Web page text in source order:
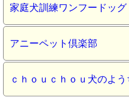
家庭犬訓練ワンフードッ
アニーペット倶楽部
ｃｈｏｕｃｈｏｕ犬のよう